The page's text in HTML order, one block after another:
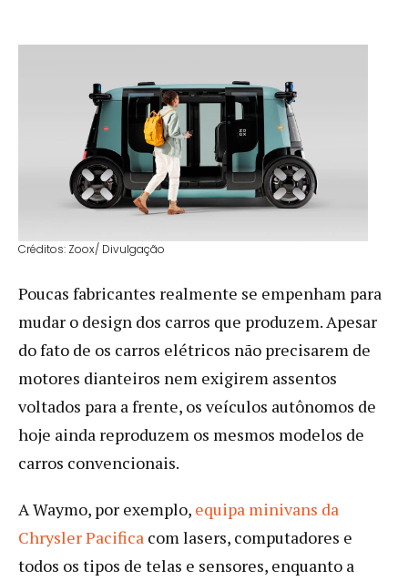
Créditos: Zoox/ Divulgação
Poucas fabricantes realmente se empenham para
mudar o design dos carros que produzem. Apesar
do fato de os carros elétricos não precisarem de
motores dianteiros nem exigirem assentos
voltados para a frente, os veículos autônomos de
hoje ainda reproduzem os mesmos modelos de
carros convencionais.
A Waymo, por exemplo, equipa minivans da
Chrysler Pacifica com lasers, computadores e
todos os tipos de telas e sensores, enquanto a